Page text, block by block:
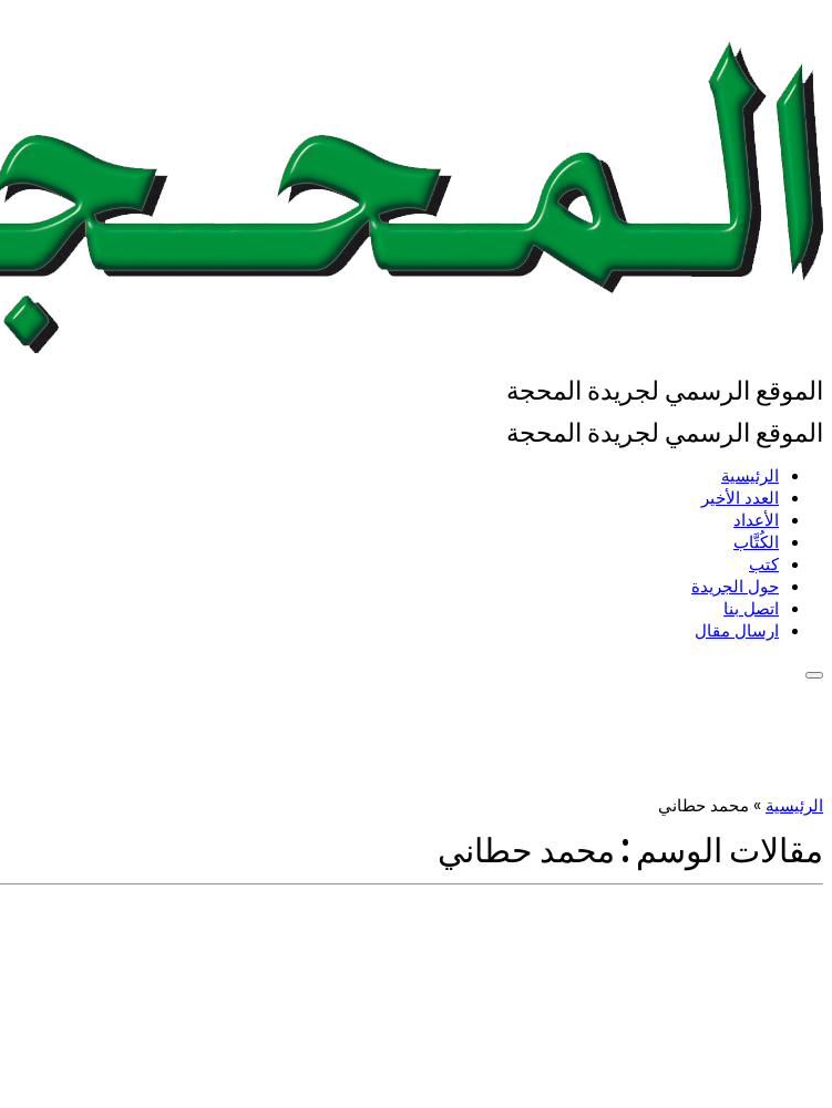
الموقع الرسمي لجريدة المحجة
الموقع الرسمي لجريدة المحجة
الرئيسية
العدد الأخير
الأعداد
الكُتَّاب
كتب
حول الجريدة
اتصل بنا
ارسال مقال
الرئيسية » محمد حطاني
مقالات الوسم : محمد حطاني